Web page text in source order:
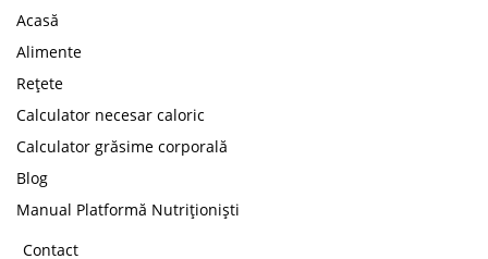
Acasă
Alimente
Rețete
Calculator necesar caloric
Calculator grăsime corporală
Blog
Manual Platformă Nutriționiști
Contact